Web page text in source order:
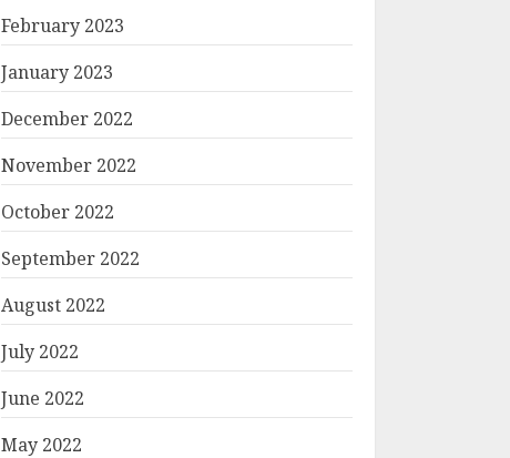
February 2023
January 2023
December 2022
November 2022
October 2022
September 2022
August 2022
July 2022
June 2022
May 2022